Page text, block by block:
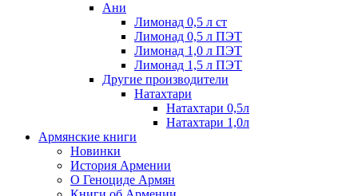
Ани
Лимонад 0,5 л ст
Лимонад 0,5 л ПЭТ
Лимонад 1,0 л ПЭТ
Лимонад 1,5 л ПЭТ
Другие производители
Натахтари
Натахтари 0,5л
Натахтари 1,0л
Армянские книги
Новинки
История Армении
О Геноциде Армян